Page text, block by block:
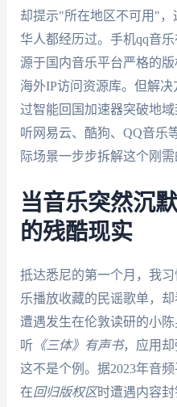
却提示"所在地区不可用"
华人都经历过。手机qq音
源于国内音乐平台严格的
海外IP访问资源库。但解
过智能回国加速器突破地
听网易云、酷狗、QQ音乐
际场景一步步拆解这个刚需
当音乐突然沉
的残酷现实
抵达悉尼的第一个月，我
乐播放收藏的民谣歌单，
遭遇发生在伦敦读研的小
听《三体》有声书，应用却
这不是个例。据2023年音
在回归版权区时遭遇内容